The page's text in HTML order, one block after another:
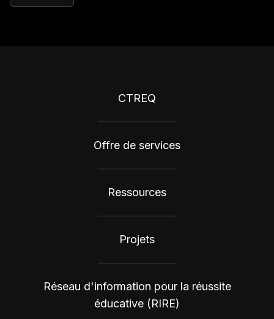
CTREQ
Offre de services
Ressources
Projets
Réseau d'information pour la réussite
éducative (RIRE)